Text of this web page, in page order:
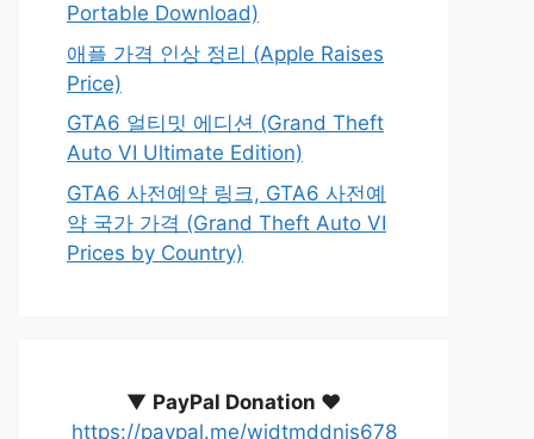
Portable Download)
애플 가격 인상 정리 (Apple Raises
Price)
GTA6 얼티밋 에디션 (Grand Theft
Auto VI Ultimate Edition)
GTA6 사전예약 링크, GTA6 사전예
약 국가 가격 (Grand Theft Auto VI
Prices by Country)
▼ PayPal Donation ♥️
https://paypal.me/wjdtmddnjs678